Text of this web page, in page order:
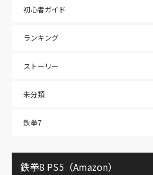
初心者ガイド
ランキング
ストーリー
未分類
鉄拳7
鉄拳8 PS5（Amazon）